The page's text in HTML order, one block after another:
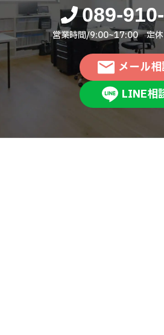
089-
営業時間/9:00~17:00 定休
メール
LINE相